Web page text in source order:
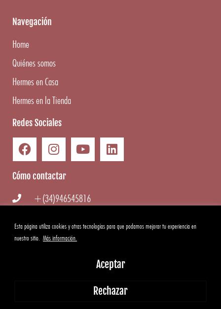
Esta página utiliza cookies y otras tecnologías para que podamos mejorar tu experiencia en
nuestro sitio. Más información.
Rechazar
Aceptar
Navegación
Home
Quiénes somos
Hermes en Casa
Hermes en la Tienda
Redes Sociales
Cómo contactar
+(34)946545816
info@hermesgourmet.com
WhatsApp
Hermes Gourmet|